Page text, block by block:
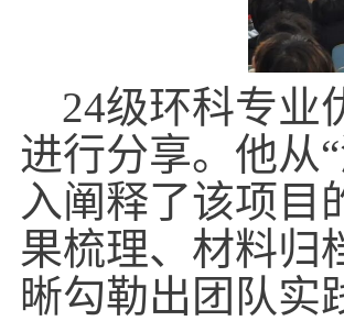
24级环科专业
进行分享。他从
入阐释了该项目
果梳理、材料归
晰勾勒出团队实